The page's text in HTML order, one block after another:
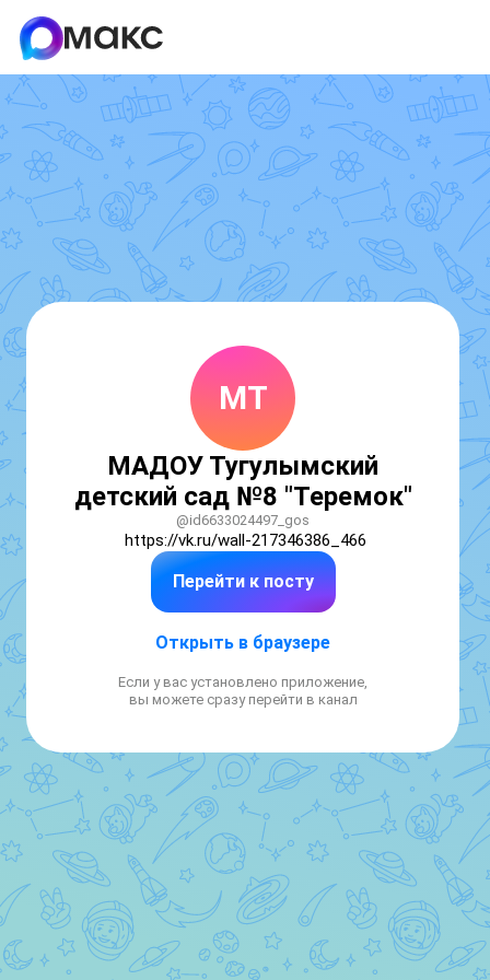
МТ
МАДОУ Тугулымский
детский сад №8 "Теремок"
@id6633024497_gos
https://vk.ru/wall-217346386_466
Перейти к посту
Открыть в браузере
Если у вас установлено приложение,
вы можете сразу перейти в канал